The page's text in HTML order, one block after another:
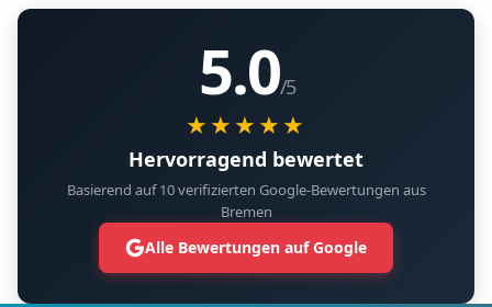
5.0/5
★★★★★
Hervorragend bewertet
Basierend auf 10 verifizierten Google-Bewertungen aus
Bremen
Alle Bewertungen auf Google